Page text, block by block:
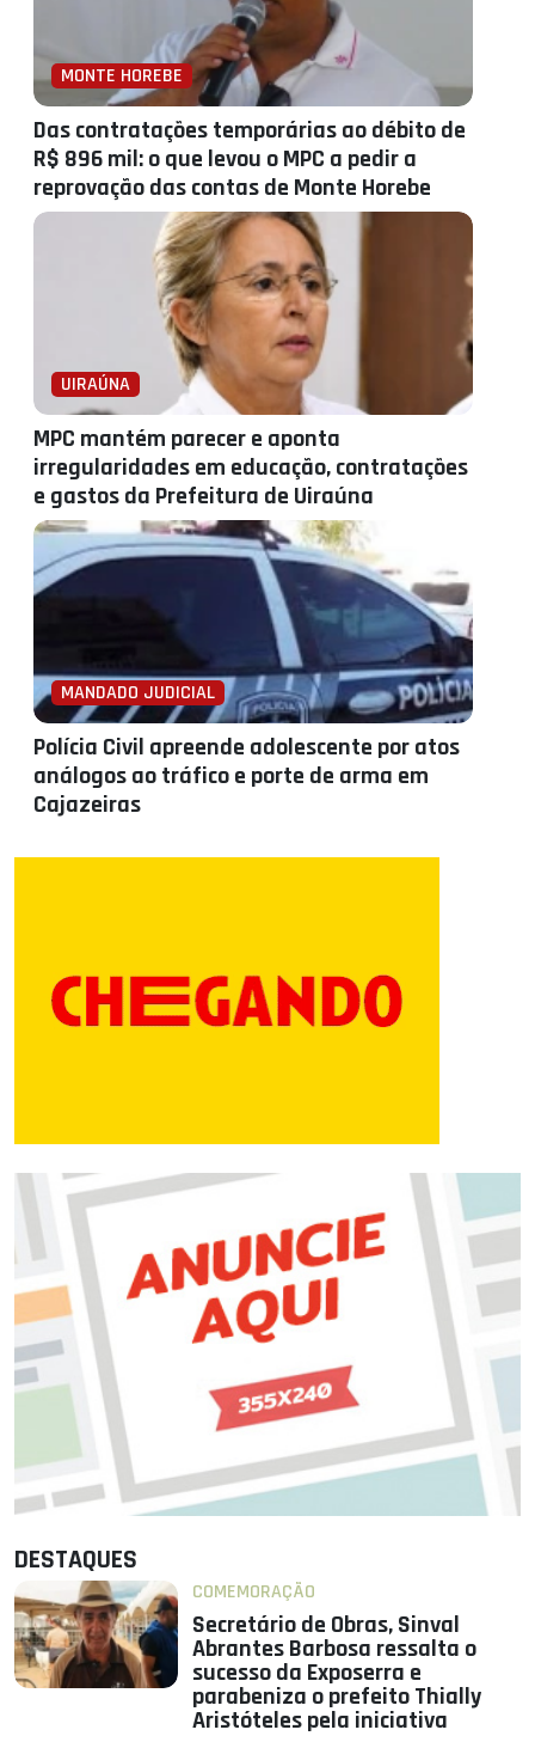
MONTE HOREBE
Das contratações temporárias ao débito de
R$ 896 mil: o que levou o MPC a pedir a
reprovação das contas de Monte Horebe
UIRAÚNA
MPC mantém parecer e aponta
irregularidades em educação, contratações
e gastos da Prefeitura de Uiraúna
MANDADO JUDICIAL
Polícia Civil apreende adolescente por atos
análogos ao tráfico e porte de arma em
Cajazeiras
DESTAQUES
COMEMORAÇÃO
Secretário de Obras, Sinval
Abrantes Barbosa ressalta o
sucesso da Exposerra e
parabeniza o prefeito Thially
Aristóteles pela iniciativa